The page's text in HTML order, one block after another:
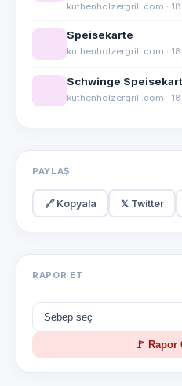
kuthenholzergrill.com ·
Speisekarte
kuthenholzergrill.com ·
Schwinge
kuthenholzergrill.com ·
PAYLAŞ
🔗 Kopyala 𝕏 Twitter
RAPOR ET
🚩 Rapor